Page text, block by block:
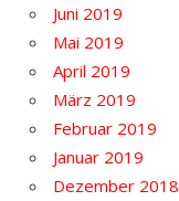
Juni 2019
Mai 2019
April 2019
März 2019
Februar 2019
Januar 2019
Dezember 2018